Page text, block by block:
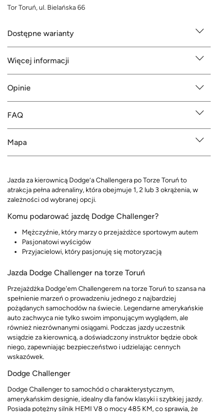
Tor Toruń, ul. Bielańska 66
Dostępne warianty
Więcej informacji
Opinie
FAQ
Mapa
Jazda za kierownicą Dodge’a Challengera po Torze Toruń to
atrakcja pełna adrenaliny, która obejmuje 1, 2 lub 3 okrążenia, w
zależności od wybranej opcji.
Komu podarować jazdę Dodge Challenger?
Mężczyźnie, który marzy o przejażdżce sportowym autem
Pasjonatowi wyścigów
Przyjacielowi, który pasjonuję się motoryzacją
Jazda Dodge Challenger na torze Toruń
Przejażdżka Dodge'em Challengerem na torze Toruń to szansa na
spełnienie marzeń o prowadzeniu jednego z najbardziej
pożądanych samochodów na świecie. Legendarne amerykańskie
auto zachwyca nie tylko swoim imponującym wyglądem, ale
również niezrównanymi osiągami. Podczas jazdy uczestnik
wsiądzie za kierownicą, a doświadczony instruktor będzie obok
niego, zapewniając bezpieczeństwo i udzielając cennych
wskazówek.
Dodge Challenger
Dodge Challenger to samochód o charakterystycznym,
amerykańskim designie, idealny dla fanów klasyki i szybkiej jazdy.
Posiada potężny silnik HEMI V8 o mocy 485 KM, co sprawia, że